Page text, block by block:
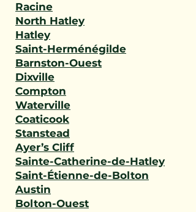
Racine
North Hatley
Hatley
Saint-Herménégilde
Barnston-Ouest
Dixville
Compton
Waterville
Coaticook
Stanstead
Ayer’s Cliff
Sainte-Catherine-de-Hatley
Saint-Étienne-de-Bolton
Austin
Bolton-Ouest